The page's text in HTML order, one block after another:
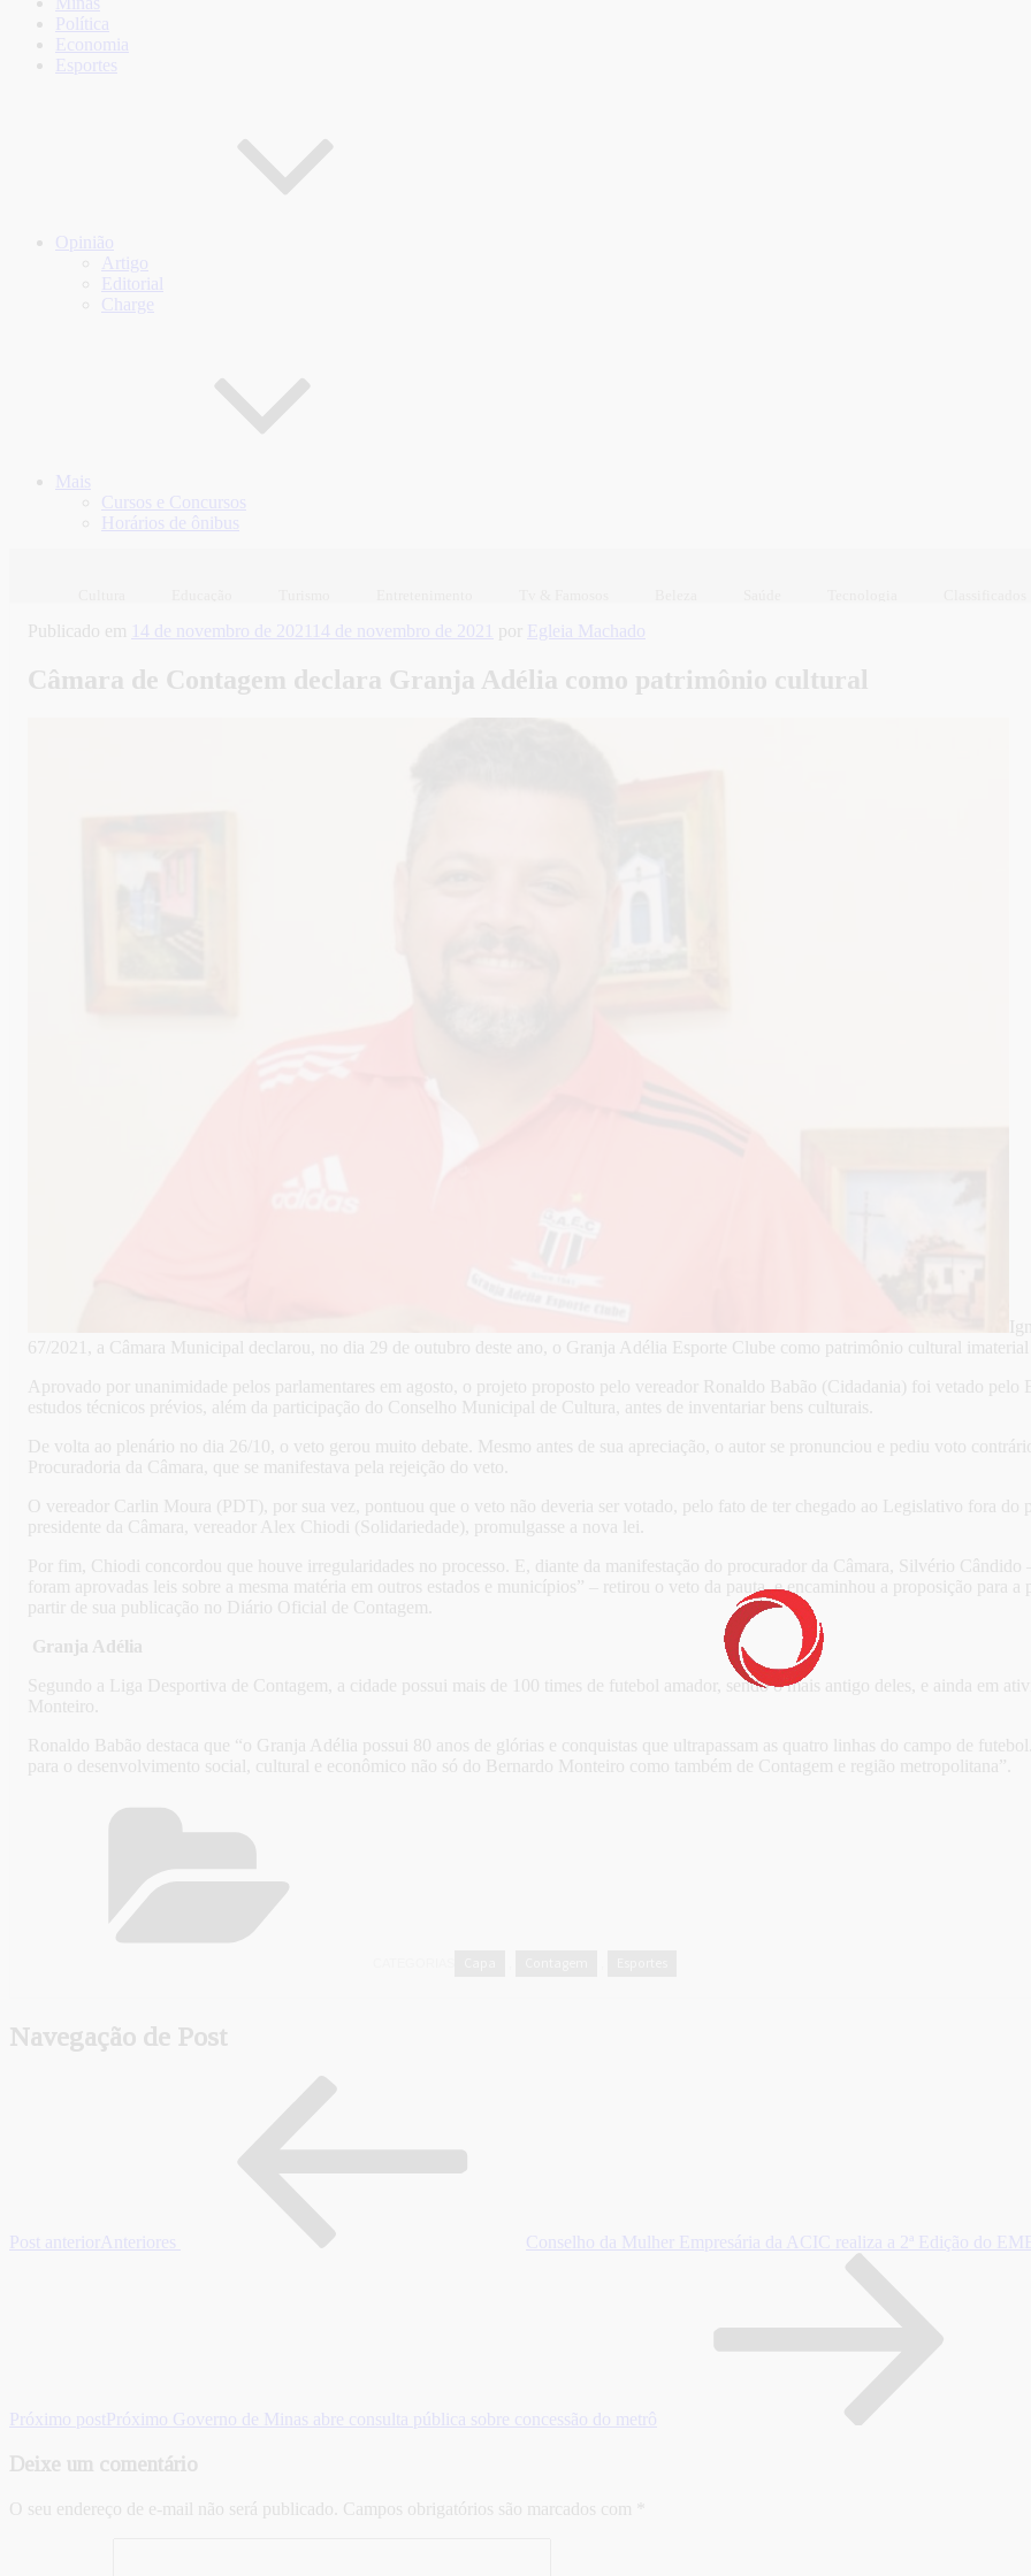
Política
Economia
Esportes
Opinião
Artigo
Editorial
Charge
Mais
Cursos e Concursos
Horários de ônibus
Publicado em 14 de novembro de 2021 14 de novembro de 2021 por Egleia Machado
Câmara de Contagem declara Granja Adélia como patrimônio cultural
67/2021, a Câmara Municipal declarou, no dia 29 de outubro deste ano, o Granja Adélia Esporte Clube como patrimônio cultural
Aprovado por unanimidade pelos parlamentares em agosto, o projeto proposto pelo vereador Ronaldo Babão (Cidadania) foi vetado
estudos técnicos prévios, além da participação do Conselho Municipal de Cultura, antes de inventariar bens culturais.
De volta ao plenário no dia 26/10, o veto gerou muito debate. Mesmo antes de sua apreciação, o autor se pronunciou e pediu voto
Procuradoria da Câmara, que se manifestava pela rejeição do veto.
O vereador Carlin Moura (PDT), por sua vez, pontuou que o veto não deveria ser votado, pelo fato de ter chegado ao Legislativo fora
presidente da Câmara, vereador Alex Chiodi (Solidariedade), promulgasse a nova lei.
Por fim, Chiodi concordou que houve irregularidades no processo. E, diante da manifestação do procurador da Câmara, Silvério
foram aprovadas leis sobre a mesma matéria em outros estados e municípios” – retirou o veto da pauta, e encaminhou a proposição para
partir de sua publicação no Diário Oficial de Contagem.
Granja Adélia
Segundo a Liga Desportiva de Contagem, a cidade possui mais de 100 times de futebol amador, sendo o mais antigo deles, e ainda em
Monteiro.
Ronaldo Babão destaca que “o Granja Adélia possui 80 anos de glórias e conquistas que ultrapassam as quatro linhas do campo de
para o desenvolvimento social, cultural e econômico não só do Bernardo Monteiro como também de Contagem e região metropolitana”.
Navegação de Post
Post anterior Anteriores Conselho da Mulher Empresária da ACIC realiza a 2ª Edição do
Próximo post Próximo Governo de Minas abre consulta pública sobre concessão do metrô
Deixe um comentário
O seu endereço de e-mail não será publicado. Campos obrigatórios são marcados com